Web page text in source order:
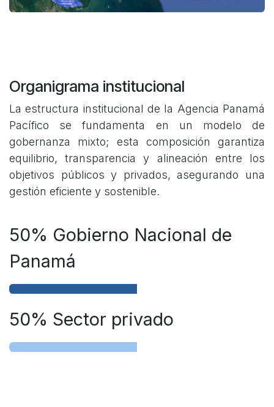
Organigrama institucional
La estructura institucional de la Agencia Panamá
Pacífico se fundamenta en un modelo de
gobernanza mixto; esta composición garantiza
equilibrio, transparencia y alineación entre los
objetivos públicos y privados, asegurando una
gestión eficiente y sostenible.
50% Gobierno Nacional de
Panamá
50% Sector privado